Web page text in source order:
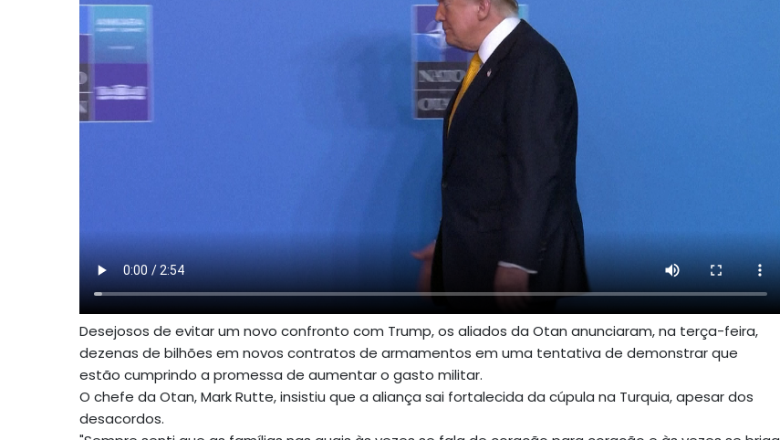
Desejosos de evitar um novo confronto com Trump, os aliados da Otan anunciaram, na terça-feira,
dezenas de bilhões em novos contratos de armamentos em uma tentativa de demonstrar que
estão cumprindo a promessa de aumentar o gasto militar.
O chefe da Otan, Mark Rutte, insistiu que a aliança sai fortalecida da cúpula na Turquia, apesar dos
desacordos.